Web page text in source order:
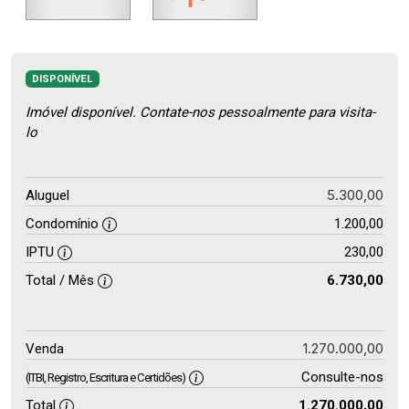
DISPONÍVEL
Imóvel disponível. Contate-nos pessoalmente para visita-
lo
Aluguel 5.300,00
Condomínio
1.200,00
IPTU
230,00
Total / Mês
6.730,00
Venda 1.270.000,00
(ITBI, Registro, Escritura e Certidões)
Consulte-nos
Total
1.270.000,00